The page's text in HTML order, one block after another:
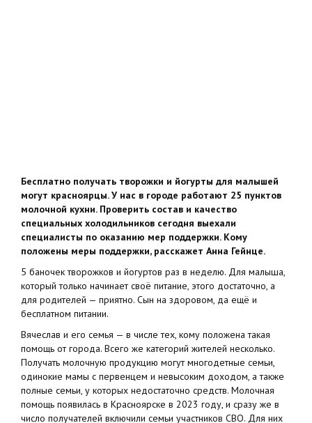
Бесплатно получать творожки и йогурты для малышей
могут красноярцы. У нас в городе работают 25 пунктов
молочной кухни. Проверить состав и качество
специальных холодильников сегодня выехали
специалисты по оказанию мер поддержки. Кому
положены меры поддержки, расскажет Анна Гейнце.
5 баночек творожков и йогуртов раз в неделю. Для малыша,
который только начинает своё питание, этого достаточно, а
для родителей — приятно. Сын на здоровом, да ещё и
бесплатном питании.
Вячеслав и его семья — в числе тех, кому положена такая
помощь от города. Всего же категорий жителей несколько.
Получать молочную продукцию могут многодетные семьи,
одинокие мамы с первенцем и невысоким доходом, а также
полные семьи, у которых недостаточно средств. Молочная
помощь появилась в Красноярске в 2023 году, и сразу же в
число получателей включили семьи участников СВО. Для них